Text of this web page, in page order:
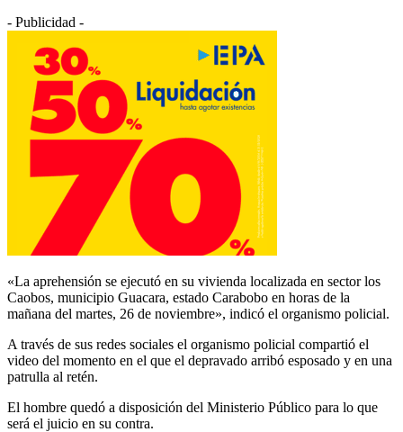
- Publicidad -
«La aprehensión se ejecutó en su vivienda localizada en sector los
Caobos, municipio Guacara, estado Carabobo en horas de la
mañana del martes, 26 de noviembre», indicó el organismo policial.
A través de sus redes sociales el organismo policial compartió el
video del momento en el que el depravado arribó esposado y en una
patrulla al retén.
El hombre quedó a disposición del Ministerio Público para lo que
será el juicio en su contra.